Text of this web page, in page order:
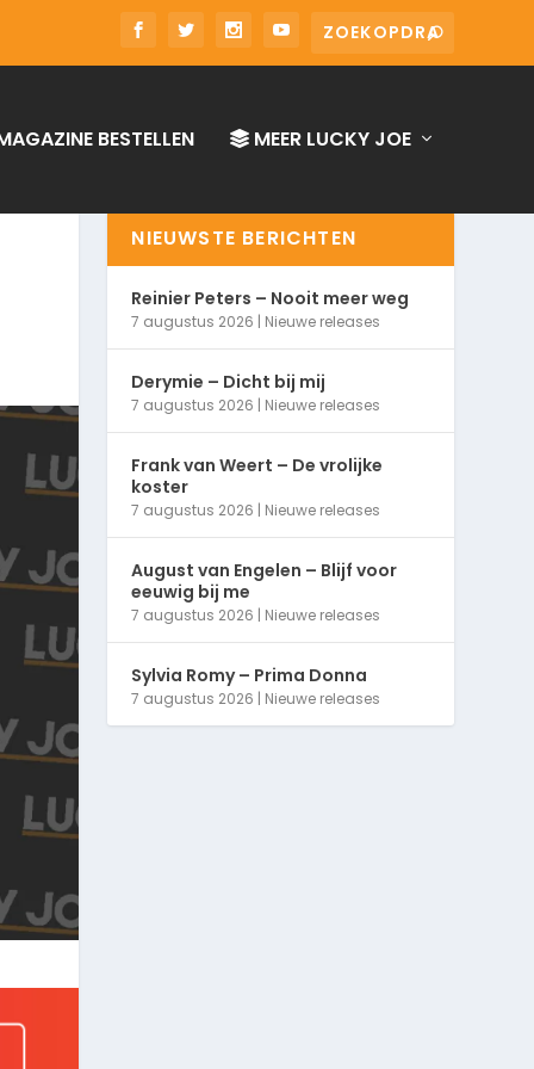
BESTELLEN MEER LUCKY JOE
NIEUWSTE BERICHTEN
Reinier Peters – Nooit meer weg
7 augustus 2026 | Nieuwe releases
Derymie – Dicht bij mij
7 augustus 2026 | Nieuwe releases
Frank van Weert – De vrolijke
koster
7 augustus 2026 | Nieuwe releases
August van Engelen – Blijf voor
eeuwig bij me
7 augustus 2026 | Nieuwe releases
Sylvia Romy – Prima Donna
7 augustus 2026 | Nieuwe releases